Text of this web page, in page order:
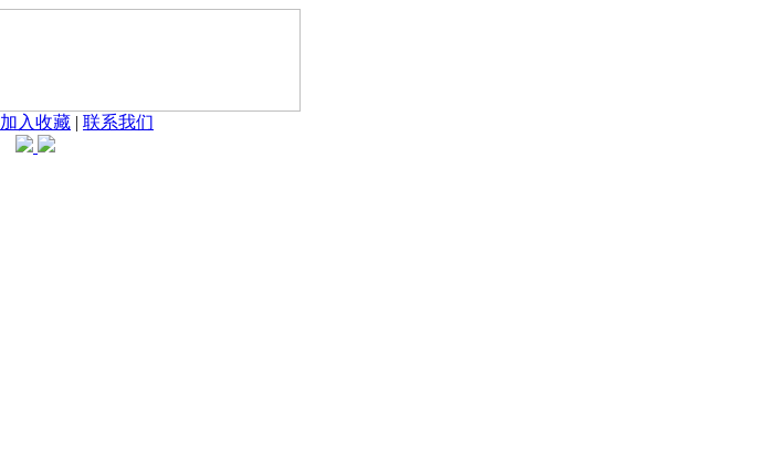
加入收藏 | 联系我们